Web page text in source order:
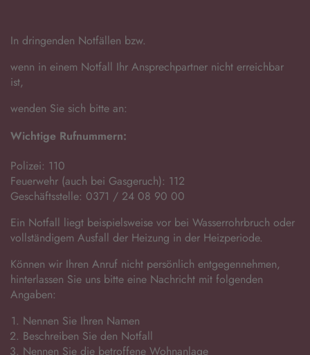
In dringenden Notfällen bzw.
wenn in einem Notfall Ihr Ansprechpartner nicht erreichbar
ist,
wenden Sie sich bitte an:
Wichtige Rufnummern:
Polizei: 110
Feuerwehr (auch bei Gasgeruch): 112
Geschäftsstelle: 0371 / 24 08 90 00
Ein Notfall liegt beispielsweise vor bei Wasserrohrbruch oder
vollständigem Ausfall der Heizung in der Heizperiode.
Können wir Ihren Anruf nicht persönlich entgegennehmen,
hinterlassen Sie uns bitte eine Nachricht mit folgenden
Angaben:
Nennen Sie Ihren Namen
Beschreiben Sie den Notfall
Nennen Sie die betroffene Wohnanlage